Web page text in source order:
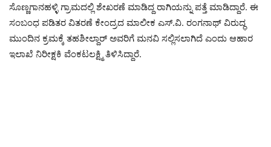
ಸೊಣ್ಣಗಾನಹಳ್ಳಿ ಗ್ರಾಮದಲ್ಲಿ ಶೇಖರಣೆ ಮಾಡಿದ್ದ ರಾಗಿಯನ್ನು ಪತ್ತೆ ಮಾಡಿದ್ದಾರೆ. ಈ
ಸಂಬಂಧ ಪಡಿತರ ವಿತರಣೆ ಕೇಂದ್ರದ ಮಾಲೀಕ ಎಸ್.ವಿ. ರಂಗನಾಥ್ ವಿರುದ್ಧ
ಮುಂದಿನ ಕ್ರಮಕ್ಕೆ ತಹಶೀಲ್ದಾರ್ ಅವರಿಗೆ ಮನವಿ ಸಲ್ಲಿಸಲಾಗಿದೆ ಎಂದು ಆಹಾರ
ಇಲಾಖೆ ನಿರೀಕ್ಷಕಿ ವೆಂಕಟಲಕ್ಷ್ಮಿ ತಿಳಿಸಿದ್ದಾರೆ.